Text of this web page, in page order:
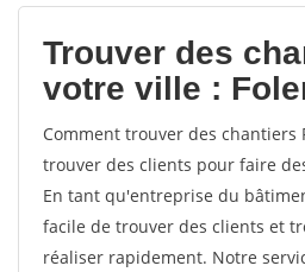
votes
Trouver des
votre ville :
Comment trouver des chantiers
trouver des clients pour faire
En tant qu'entreprise du
facile de trouver des clients et
réaliser rapidement. Notre